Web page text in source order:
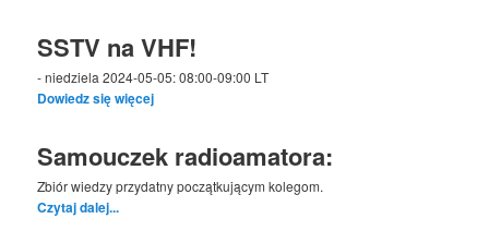
SSTV na VHF!
- niedziela 2024-05-05: 08:00-09:00 LT
Dowiedz się więcej
Samouczek radioamatora:
Zbiór wiedzy przydatny początkującym kolegom.
Czytaj dalej...